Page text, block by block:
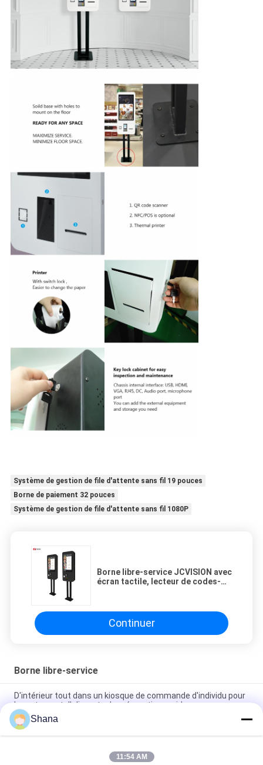
Système de gestion de file d'attente sans fil 19 pouces
Borne de paiement 32 pouces
Système de gestion de file d'attente sans fil 1080P
Borne libre-service JCVISION avec
écran tactile, lecteur de codes-
Continuer
Borne libre-service
D'intérieur tout dans un kiosque de commande d'individu pour
le restaurant d'aliments de préparation rapide
Borne libre-service JCVISION avec écran tactile, lecteur de
codes-barres et système de commande autonome
Kiosque de gestion de file d' attente de 19 pouces et 21,5
Shana
11:54 AM